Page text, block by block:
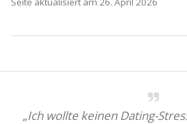
„Ich wollte keinen Dating-